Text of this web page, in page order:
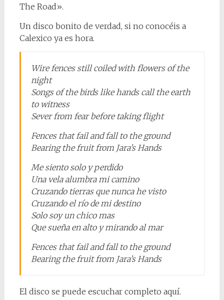
The Road».
Un disco bonito de verdad, si no conocéis a
Calexico ya es hora.
Wire fences still coiled with flowers of the
night
Songs of the birds like hands call the earth
to witness
Sever from fear before taking flight
Fences that fail and fall to the ground
Bearing the fruit from Jara’s Hands
Me siento solo y perdido
Una vela alumbra mi camino
Cruzando tierras que nunca he visto
Cruzando el río de mi destino
Solo soy un chico mas
Que sueña en alto y mirando al mar
Fences that fail and fall to the ground
Bearing the fruit from Jara’s Hands
El disco se puede escuchar completo aquí.